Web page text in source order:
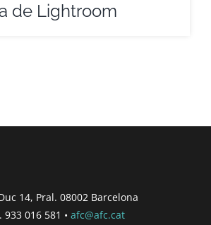
de Lightroom
14, Pral. 08002 Barcelona
933 016 581 • afc@afc.cat